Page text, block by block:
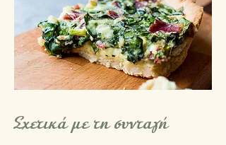
Σχετικά με τη συνταγή